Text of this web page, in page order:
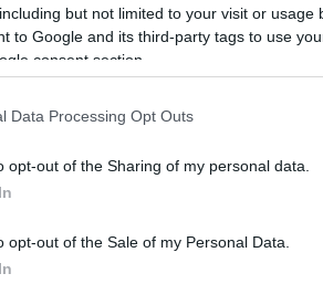
but not limited to your visit or usage
to Google and its third-party tags to use
consent section.
Data Processing Opt Outs
opt-out of the Sharing of my personal data.
opt-out of the Sale of my Personal Data.
έκανε δύο όνειρά του
Ο«Manolo»που είναι
να πετύχει σπουδαιότερα
Καραλής, γιος του Χάρη